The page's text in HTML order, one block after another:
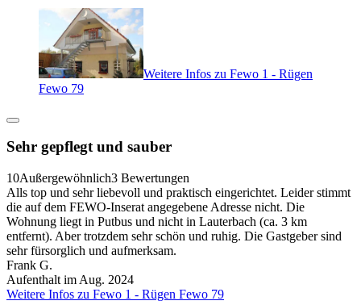
Weitere Infos zu Fewo 1 - Rügen
Fewo 79
Sehr gepflegt und sauber
10Außergewöhnlich3 Bewertungen
Alls top und sehr liebevoll und praktisch eingerichtet. Leider stimmt
die auf dem FEWO-Inserat angegebene Adresse nicht. Die
Wohnung liegt in Putbus und nicht in Lauterbach (ca. 3 km
entfernt). Aber trotzdem sehr schön und ruhig. Die Gastgeber sind
sehr fürsorglich und aufmerksam.
Frank G.
Aufenthalt im Aug. 2024
Weitere Infos zu Fewo 1 - Rügen Fewo 79